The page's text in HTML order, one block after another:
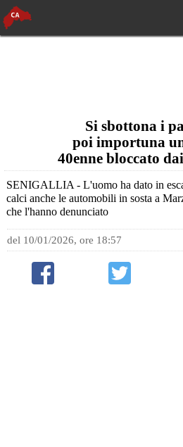
Si sbottona i
poi importuna
40enne bloccato
SENIGALLIA - L'uomo ha dato in
calci anche le automobili in sosta a
che l'hanno denunciato
del 10/01/2026, ore 18:57